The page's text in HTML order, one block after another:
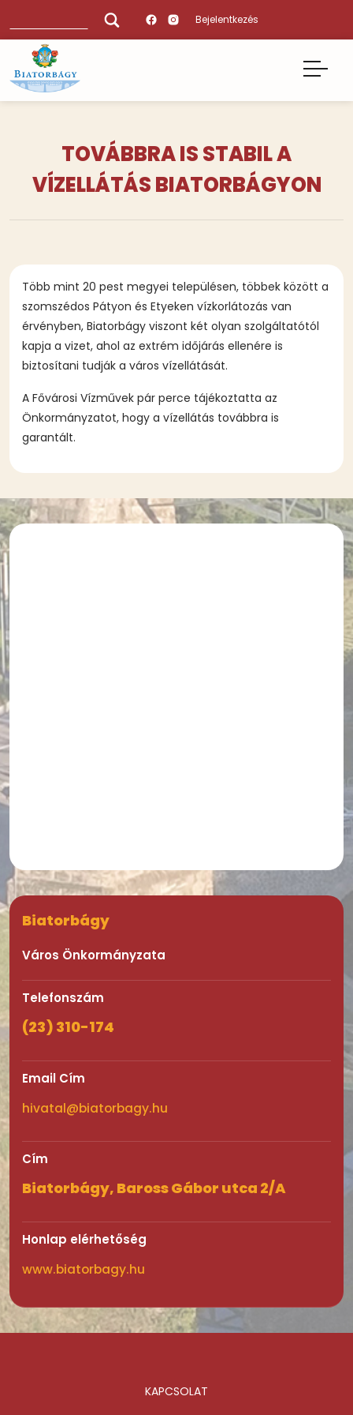
tartalomra
Bejelentkezés
TOVÁBBRA IS STABIL A
VÍZELLÁTÁS BIATORBÁGYON
Több mint 20 pest megyei településen, többek között a
szomszédos Pátyon és Etyeken vízkorlátozás van
érvényben, Biatorbágy viszont két olyan szolgáltatótól
kapja a vizet, ahol az extrém időjárás ellenére is
biztosítani tudják a város vízellátását.
A Fővárosi Vízművek pár perce tájékoztatta az
Önkormányzatot, hogy a vízellátás továbbra is
garantált.
Biatorbágy
Város Önkormányzata
Telefonszám
(23) 310-174
Email Cím
hivatal@biatorbagy.hu
Cím
Biatorbágy, Baross Gábor utca 2/A
Honlap elérhetőség
www.biatorbagy.hu
KAPCSOLAT